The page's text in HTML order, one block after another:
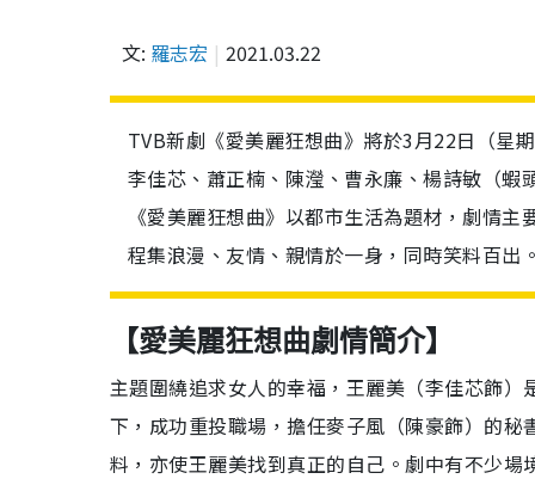
文: 羅志宏 2021.03.22
TVB新劇《愛美麗狂想曲》將於3月22日（星
李佳芯、蕭正楠、陳瀅、曹永廉、楊詩敏（
《愛美麗狂想曲》以都市生活為題材，劇情
程集浪漫、友情、親情於一身，同時笑料百
【愛美麗狂想曲劇情簡介】
主題圍繞追求女人的幸福，王麗美（李佳芯飾
下，成功重投職場，擔任麥子風（陳豪飾）的
料，亦使王麗美找到真正的自己。劇中有不少